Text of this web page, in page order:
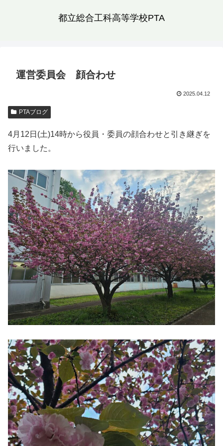
都立総合工科高等学校PTA
運営委員会 顔合わせ
2025.04.12
PTAブログ
4月12日(土)14時から役員・委員の顔合わせと引き継ぎを
行いました。